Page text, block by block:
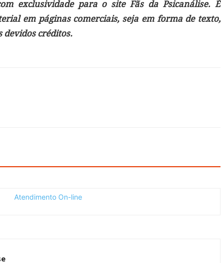
exclusividade para o site Fãs da Psicanálise. É
em páginas comerciais, seja em forma de texto,
devidos créditos.